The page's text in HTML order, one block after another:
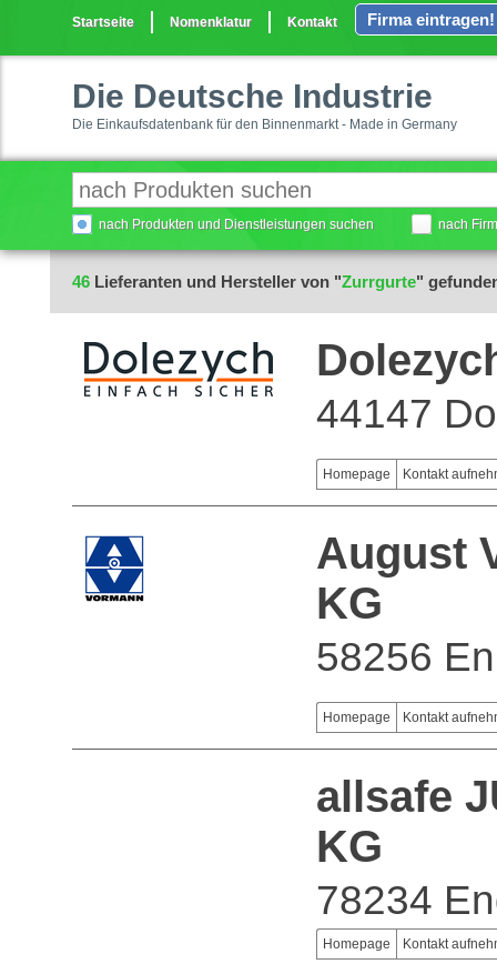
Startseite Nomenklatur Kontakt Firma eintragen!
Die Deutsche Industrie
Die Einkaufsdatenbank für den Binnenmarkt - Made in Germany
nach Produkten und Dienstleistungen suchen nach
46 Lieferanten und Hersteller von "Zurrgurte"
44147
Homepage Kontakt
August
KG
58256
Homepage Kontakt
allsafe
KG
78234
Homepage Kontakt